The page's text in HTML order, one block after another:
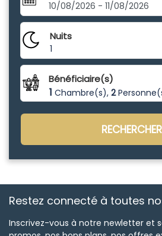
Nuits
1
Bénéficiaire(s)
1 Chambre(s), 2
RECHERCHER
Restez connecté à toutes
Inscrivez-vous à notre newletter et